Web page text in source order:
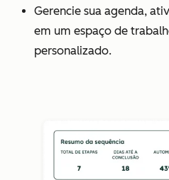
Gerencie sua agenda,
em um espaço de
personalizado.